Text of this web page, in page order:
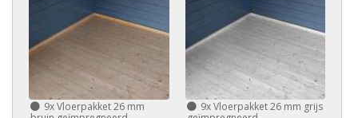
9xVloerpakket 26 mm
9xVloerpakket 26 mm grijs